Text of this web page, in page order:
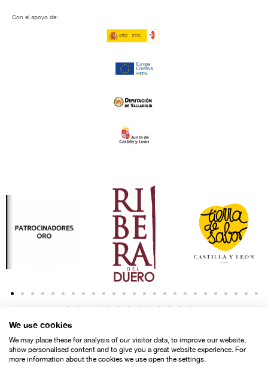
Con el apoyo de:
We use cookies
We may place these for analysis of our visitor data, to improve our website,
show personalised content and to give you a great website experience. For
more information about the cookies we use open the settings.